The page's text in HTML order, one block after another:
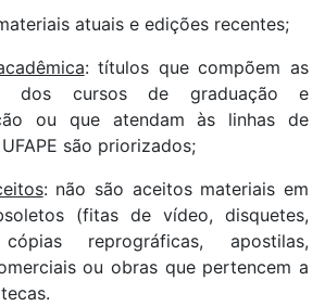
atuais e edições recentes;
: títulos que compõem as
dos cursos de graduação e
ou que atendam às linhas de
são priorizados;
: não são aceitos materiais em
(fitas de vídeo, disquetes,
cópias reprográficas, apostilas,
ou obras que pertencem a